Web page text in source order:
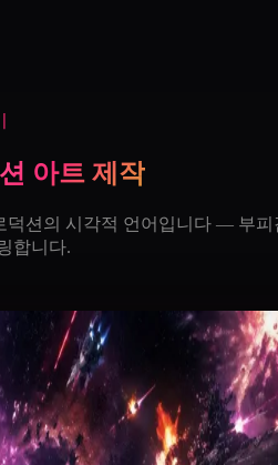
아트 제작
션의 시각적 언어입니다 — 부
합니다.